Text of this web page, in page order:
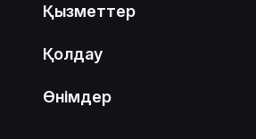
Қызметтер
Қолдау
Өнімдер